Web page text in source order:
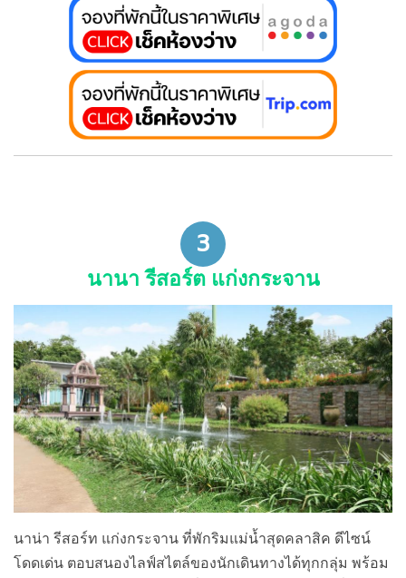
3
นานา รีสอร์ต แก่งกระจาน
นาน่า รีสอร์ท แก่งกระจาน ที่พักริมแม่น้ำสุดคลาสิค ดีไซน์
โดดเด่น ตอบสนองไลฟ์สไตล์ของนักเดินทางได้ทุกกลุ่ม พร้อม